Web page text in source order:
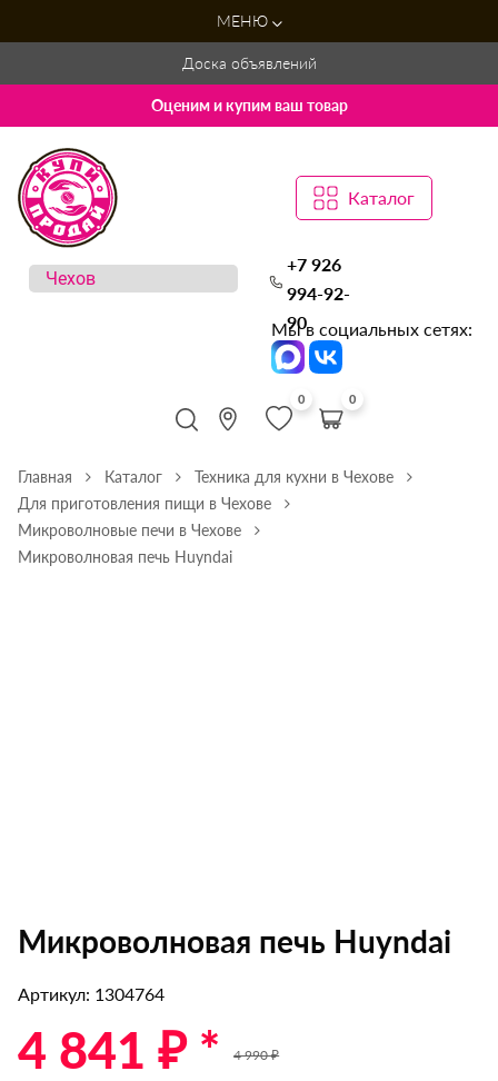
МЕНЮ
Доска объявлений
Оценим и купим ваш товар
Каталог
+7 926
994-92-
90
Мы в социальных сетях:
0 0
Главная Каталог
Техника для кухни в Чехове
Для приготовления пищи в Чехове
Микроволновые печи в Чехове
Микроволновая печь Huyndai
Микроволновая печь Huyndai
Артикул: 1304764
4 841 ₽ * 4 990 ₽